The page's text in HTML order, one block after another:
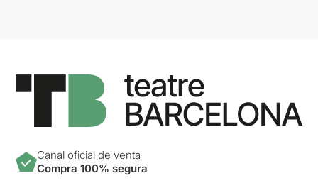
Canal oficial de venta
Compra 100% segura